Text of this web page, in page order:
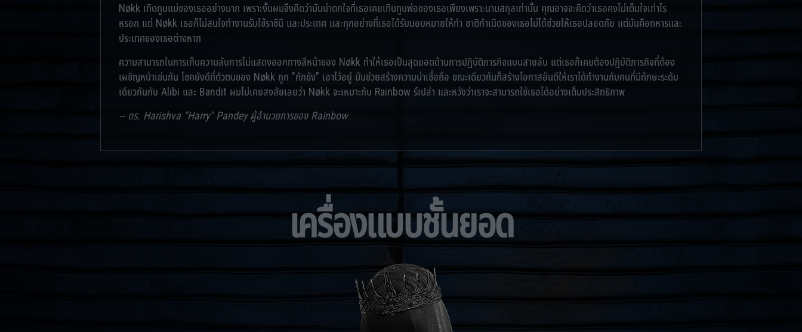
Nøkk เทิดทูนแม่ของเธออย่างมาก เพราะงั้นผมจึงคิดว่ามันน่าตกใจที่เธอเคยเทินทูนพ่อของเธอเพียงเพราะนามสกุลเท่านั้น คุณอาจจะคิดว่าเธอคงไม่เต็มใจเท่าไร
หรอก แต่ Nøkk เธอก็ไม่สนใจทำงานรับใช้ราชินี และประเทศ และทุกอย่างที่เธอได้รับมอบหมายให้ทำ ชาติกำเนิดของเธอไม่ได้ช่วยให้เธอปลอดภัย แต่มันคือทหารและ
ประเทศของเธอต่างหาก
ความสามารถในการเก็บความลับการไม่แสดงออกทางสีหน้าของ Nøkk ทำให้เธอเป็นสุดยอดด้านการปฏิบัติภารกิจแบบสายลับ แต่เธอก็เคยต้องปฏิบัติภารกิจที่ต้อง
เผชิญหน้าเช่นกัน โชคยังดีที่ตัวตนของ Nøkk ถูก "กักขัง" เอาไว้อยู่ มันช่วยสร้างความน่าเชื่อถือ ขณะเดียวกันก็สร้างโอกาสอันดีให้เราได้ทำงานกับคนที่มีทักษะระดับ
เดียวกันกับ Alibi และ Bandit ผมไม่เคยสงสัยเลยว่า Nøkk จะเหมาะกับ Rainbow รึเปล่า และหวังว่าเราจะสามารถใช้เธอได้อย่างเต็มประสิทธิภาพ
-- ดร. Harishva "Harry" Pandey ผู้อำนวยการของ Rainbow
เครื่องแบบชั้นยอด